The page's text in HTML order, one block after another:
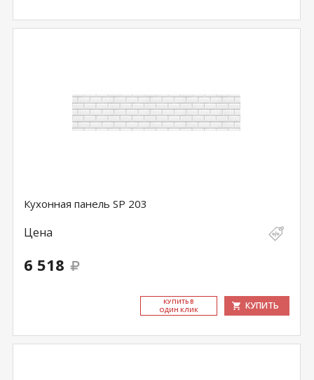
Кухонная панель SP 203
Цена
6 518
КУ­ПИТЬ В
ОДИН КЛИК
КУПИТЬ